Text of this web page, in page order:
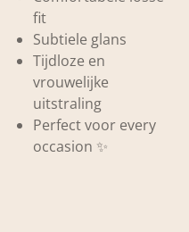
fit
Subtiele glans
Tijdloze en
vrouwelijke
uitstraling
Perfect voor every
occasion ✨